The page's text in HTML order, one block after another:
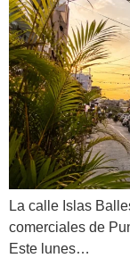
La calle Islas
comerciales de
Este lunes…